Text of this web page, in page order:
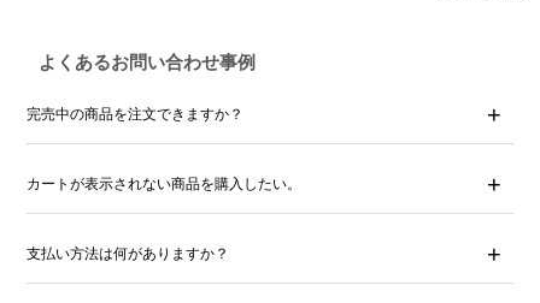
よくあるお問い合わせ事例
完売中の商品を注文できますか？
カートが表示されない商品を購入したい。
支払い方法は何がありますか？